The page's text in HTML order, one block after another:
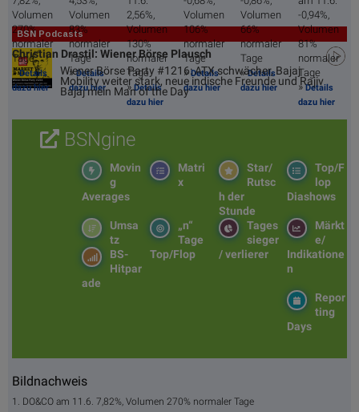
Volumen
270%
normaler
Tage
»Details
dazu hier
Volumen
83%
normaler
Tage
»Details
dazu hier
2,56%,
Volumen
130%
normaler
Tage
»Details
dazu hier
Volumen
106%
normaler
Tage
»Details
dazu hier
Volumen
66%
normaler
Tage
»Details
dazu hier
-0,94%,
Volumen
81%
normaler
Tage
»Details
dazu hier
BSN Podcasts
Christian Drastil: Wiener Börse Plausch
Wiener Börse Party #1216: ATX schwächer, Bajaj
Mobility weiter stark, neue indische Freunde und Rajiv
Bajaj mein Man of the Day
BSNgine
Top/F
lop
Diashows
Star/
Rutsc
h der
Stunde
Matri
x
Movin
g
Averages
Märkt
e/
Indikatione
n
Tages
sieger
/ verlierer
„n“
Tage
Top/Flop
Umsa
tz
BS-
Hitpar
ade
Repor
ting
Days
Bildnachweis
1. DO&CO am 11.6. 7,82%, Volumen 270% normaler Tage